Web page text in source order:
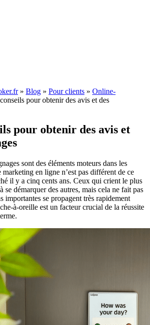
» Blog » Pour clients » Online-
pour obtenir des avis et des
pour obtenir des avis et
sont des éléments moteurs dans les
marketing en ligne n’est pas différent de ce
il y a cinq cents ans. Ceux qui crient le plus
se démarquer des autres, mais cela ne fait pas
importantes se propagent très rapidement
à-oreille est un facteur crucial de la réussite